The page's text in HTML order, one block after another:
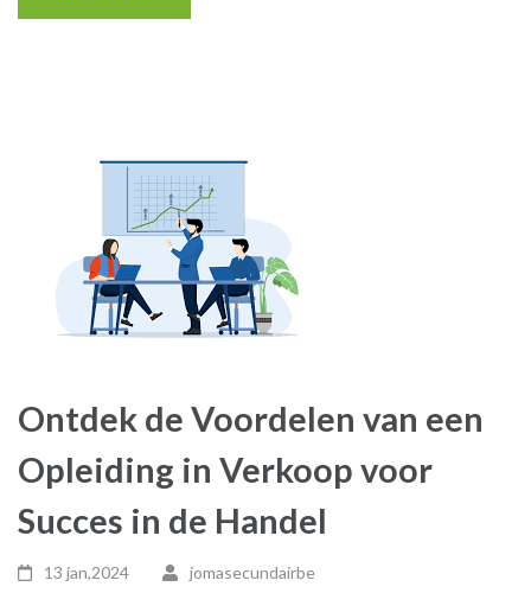
Ontdek de Voordelen van een
Opleiding in Verkoop voor
Succes in de Handel
13 jan,2024 jomasecundairbe